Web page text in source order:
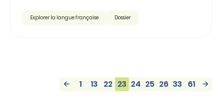
Explorer la langue française Dossier
1 13 22 23 24 25 26 33 61